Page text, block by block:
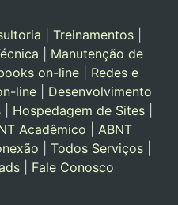
Treinamentos|
Manutenção de
on-line
Redes e
line
Desenvolvimento
| Hospedagem de Sites|
Acadêmico
ABNT
Todos Serviços
Fale Conosco